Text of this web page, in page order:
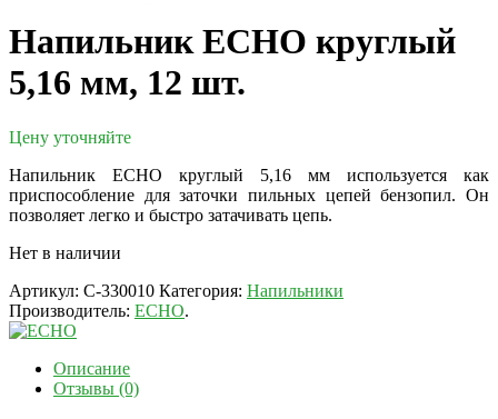
Напильник ECHO круглый
5,16 мм, 12 шт.
Цену уточняйте
Напильник ECHO круглый 5,16 мм используется как
приспособление для заточки пильных цепей бензопил. Он
позволяет легко и быстро затачивать цепь.
Нет в наличии
Артикул: C-330010 Категория: Напильники
Производитель: ECHO.
Описание
Отзывы (0)